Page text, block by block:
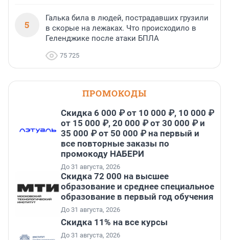
5
Галька била в людей, пострадавших грузили
в скорые на лежаках. Что происходило в
Геленджике после атаки БПЛА
75 725
ПРОМОКОДЫ
Скидка 6 000 ₽ от 10 000 ₽, 10 000 ₽
от 15 000 ₽, 20 000 ₽ от 30 000 ₽ и
35 000 ₽ от 50 000 ₽ на первый и
все повторные заказы по
промокоду НАБЕРИ
До 31 августа, 2026
Скидка 72 000 на высшее
образование и среднее специальное
образование в первый год обучения
До 31 августа, 2026
Скидка 11% на все курсы
До 31 августа, 2026